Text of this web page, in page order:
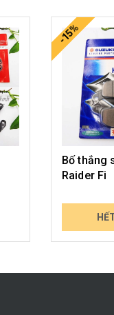
-15%
Bố thắng
Raider Fi
349.000₫
408.330₫